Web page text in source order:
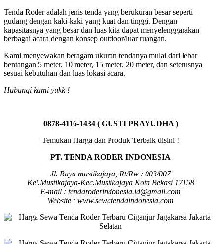
Tenda Roder adalah jenis tenda yang berukuran besar seperti
gudang dengan kaki-kaki yang kuat dan tinggi. Dengan
kapasitasnya yang besar dan luas kita dapat menyelenggarakan
berbagai acara dengan konsep outdoor/luar ruangan.
Kami menyewakan beragam ukuran tendanya mulai dari lebar
bentangan 5 meter, 10 meter, 15 meter, 20 meter, dan seterusnya
sesuai kebutuhan dan luas lokasi acara.
Hubungi kami yukk !
0878-4116-1434 ( GUSTI PRAYUDHA )
Temukan Harga dan Produk Terbaik disini !
PT. TENDA RODER INDONESIA
Jl. Raya mustikajaya, Rt/Rw : 003/007
Kel.Mustikajaya-Kec.Mustikajaya Kota Bekasi 17158
E-mail : tendaroderindonesia.id@gmail.com
Website : www.sewatendaindonesia.com